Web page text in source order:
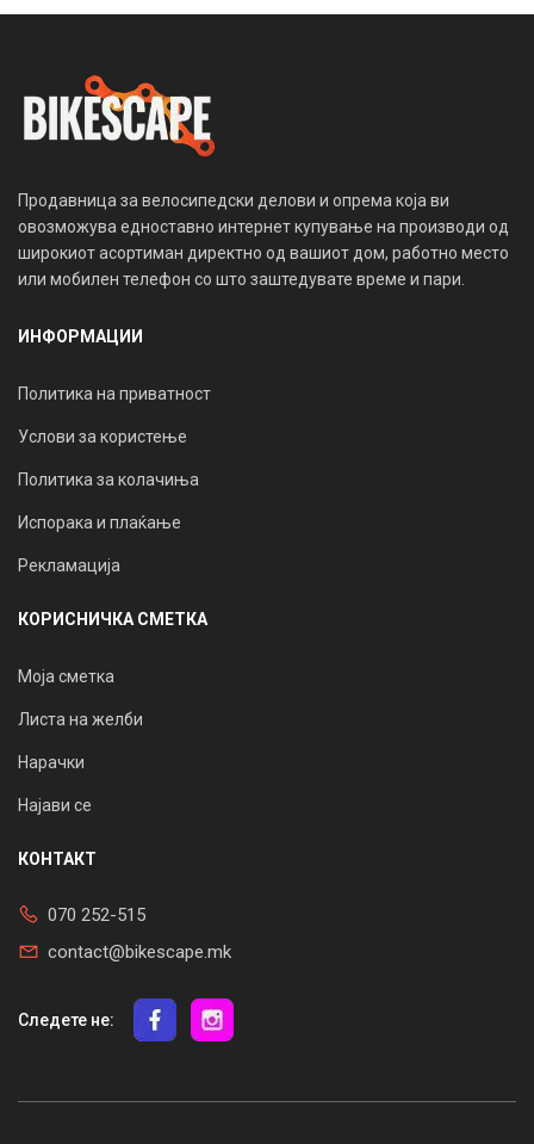
Продавница за велосипедски делови и опрема која ви
овозможува едноставно интернет купување на производи од
широкиот асортиман директно од вашиот дом, работно место
или мобилен телефон со што заштедувате време и пари.
ИНФОРМАЦИИ
Политика на приватност
Услови за користење
Политика за колачиња
Испорака и плаќање
Рекламација
КОРИСНИЧКА СМЕТКА
Моја сметка
Листа на желби
Нарачки
Најави се
КОНТАКТ
070 252-515
contact@bikescape.mk
Следете не: